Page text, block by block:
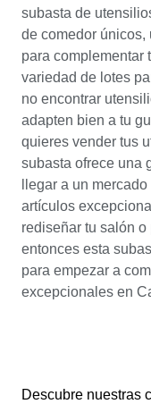
subasta de
de comedor
para complementar
variedad de lotes
no encontrar
adapten bien a tu
quieres vender tus
subasta ofrece una
llegar a un
artículos
rediseñar tu salón
entonces esta
para empezar a
excepcionales en
Descubre nuestras